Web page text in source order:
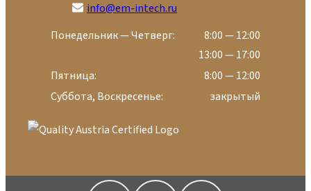
info@em-intech.ru
Понедельник — Четверг:
8:00 — 12:00
13:00 — 17:00
Пятница:
8:00 — 12:00
Суббота, Воскресенье:
закрытый